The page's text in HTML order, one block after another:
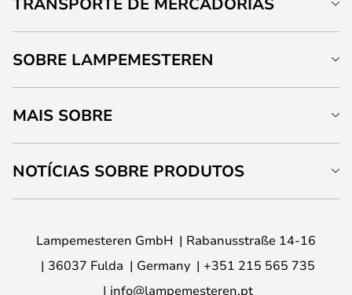
SOBRE LAMPEMESTEREN
MAIS SOBRE
NOTÍCIAS SOBRE PRODUTOS
Lampemesteren GmbH
Rabanusstraße 14-16
36037 Fulda
Germany
+351 215 565 735
info@lampemesteren.pt